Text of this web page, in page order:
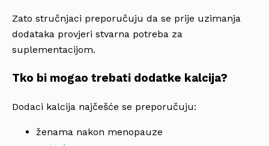
Zato stručnjaci preporučuju da se prije uzimanja
dodataka provjeri stvarna potreba za
suplementacijom.
Tko bi mogao trebati dodatke kalcija?
Dodaci kalcija najčešće se preporučuju:
ženama nakon menopauze